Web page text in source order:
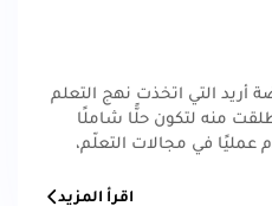
أريد التي اتخذت نهج التعلم
منه لتكون حلًّا شاملًا
عمليًا في مجالات التعلّم،
اقرأ المزيد